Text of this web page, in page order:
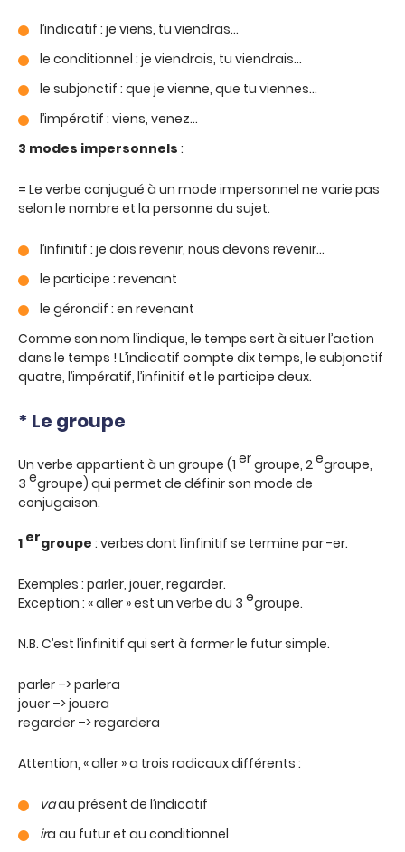
l’indicatif : je viens, tu viendras…
le conditionnel : je viendrais, tu viendrais…
le subjonctif : que je vienne, que tu viennes…
l’impératif : viens, venez…
3 modes impersonnels :
= Le verbe conjugué à un mode impersonnel ne varie pas
selon le nombre et la personne du sujet.
l’infinitif : je dois revenir, nous devons revenir…
le participe : revenant
le gérondif : en revenant
Comme son nom l’indique, le temps sert à situer l’action
dans le temps ! L’indicatif compte dix temps, le subjonctif
quatre, l’impératif, l’infinitif et le participe deux.
* Le groupe
Un verbe appartient à un groupe (1 ergroupe, 2egroupe,
3 egroupe) qui permet de définir son mode de
conjugaison.
1 ergroupe : verbes dont l’infinitif se termine par -er.
Exemples : parler, jouer, regarder.
Exception : « aller » est un verbe du 3 egroupe.
N.B. C’est l’infinitif qui sert à former le futur simple.
parler –> parlera
jouer –> jouera
regarder –> regardera
Attention, « aller » a trois radicaux différents :
vaau présent de l’indicatif
ira au futur et au conditionnel